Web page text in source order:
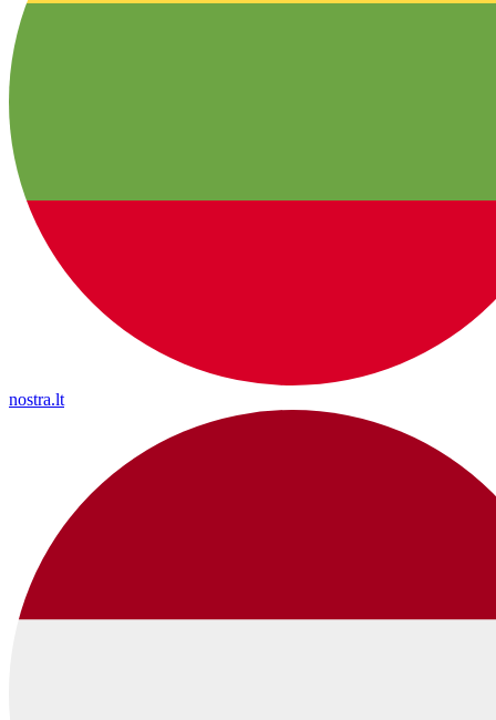
nostra.lt